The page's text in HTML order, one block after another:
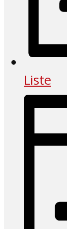
Liste